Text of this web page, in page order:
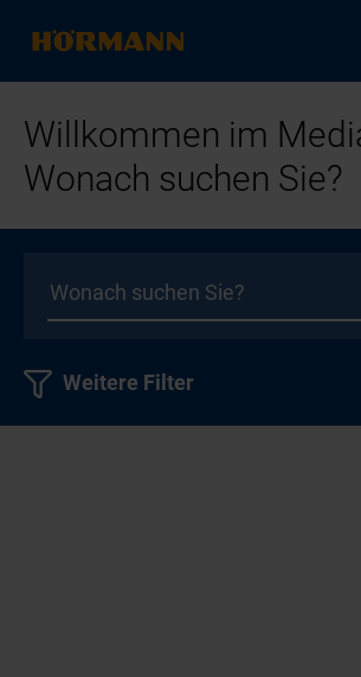
Willkommen im
Wonach suchen Sie?
Weitere Filter